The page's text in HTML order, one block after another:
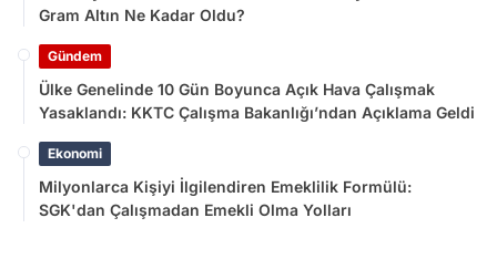
Gram Altın Ne Kadar Oldu?
Gündem
Ülke Genelinde 10 Gün Boyunca Açık Hava Çalışmak
Yasaklandı: KKTC Çalışma Bakanlığı’ndan Açıklama Geldi
Ekonomi
Milyonlarca Kişiyi İlgilendiren Emeklilik Formülü:
SGK'dan Çalışmadan Emekli Olma Yolları